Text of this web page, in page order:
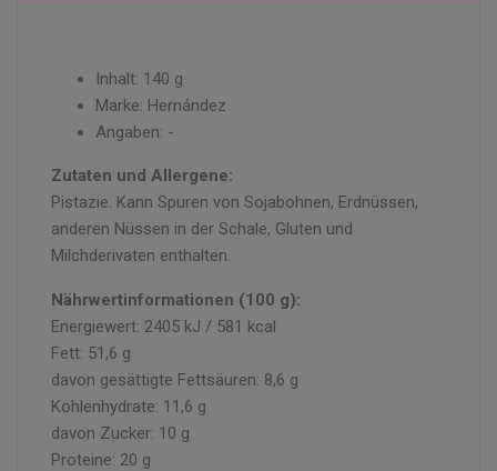
Inhalt: 140 g
Marke: Hernández
Angaben: -
Zutaten und Allergene:
Pistazie. Kann Spuren von Sojabohnen, Erdnüssen,
anderen Nüssen in der Schale, Gluten und
Milchderivaten enthalten.
Nährwertinformationen (100 g):
Energiewert: 2405 kJ / 581 kcal
Fett: 51,6 g
davon gesättigte Fettsäuren: 8,6 g
Kohlenhydrate: 11,6 g
davon Zucker: 10 g
Proteine: 20 g